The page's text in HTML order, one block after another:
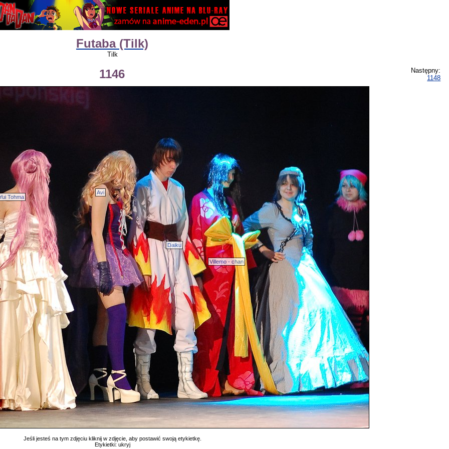
Futaba (Tilk)
Tilk
1146
Następny:
1148
Avi
Daiku
Villemo - chan
Tohma
Jeśli jesteś na tym zdjęciu kliknij w zdjęcie, aby postawić swoją etykietkę.
Etykietki: ukryj